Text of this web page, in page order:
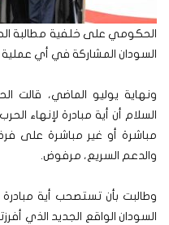
الحكومي على خلفية مطالبة
السودان المشاركة في أي
ونهاية يوليو الماضي، قالت
السلام أن أية مبادرة لإنهاء
مباشرة أو غير مباشرة على
والدعم السريع، مرفوض.
وطالبت بأن تستصحب أية
السودان الواقع الجديد الذي